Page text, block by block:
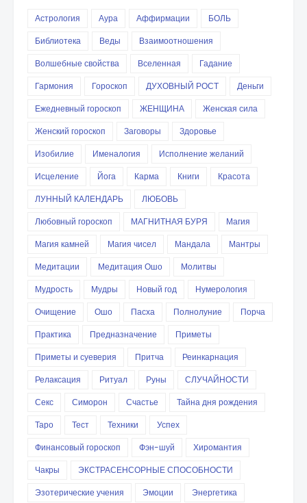
Астрология Аура Аффирмации
БОЛЬ
Библиотека
Веды
Взаимоотношения
Волшебные свойства
Вселенная
Гадание
Гармония
Гороскоп ДУХОВНЫЙ РОСТ
Деньги
Ежедневный гороскоп
ЖЕНЩИНА
Женская сила
Женский гороскоп
Заговоры
Здоровье
Изобилие
Именалогия
Исполнение желаний
Исцеление
Йога Карма Книги
Красота
ЛУННЫЙ КАЛЕНДАРЬ
ЛЮБОВЬ
Любовный гороскоп
МАГНИТНАЯ БУРЯ
Магия
Магия камней
Магия чисел Мандала
Мантры
Медитации
Медитация Ошо
Молитвы
Мудрость
Мудры Новый год
Нумерология
Очищение
Ошо Пасха Полнолуние
Порча
Практика
Предназначение
Приметы
Приметы и суеверия
Притча
Реинкарнация
Релаксация
Ритуал Руны
СЛУЧАЙНОСТИ
Секс
Симорон Счастье
Тайна дня рождения
Таро
Тест Техники
Успех
Финансовый гороскоп
Фэн-шуй
Хиромантия
Чакры
ЭКСТРАСЕНСОРНЫЕ СПОСОБНОСТИ
Эзотерические учения
Эмоции
Энергетика